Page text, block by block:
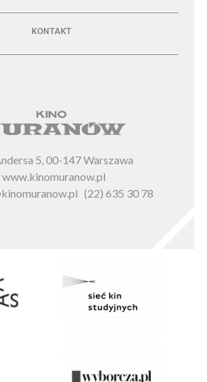
KONTAKT
5, 00-147 Warszawa
www.kinomuranow.pl
(22) 635 30 78